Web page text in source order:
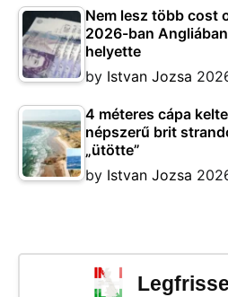
Nem lesz több cost
2026-ban
helyette
by Istvan Jozsa
4 méteres cápa
népszerű brit
„ütötte”
by Istvan Jozsa